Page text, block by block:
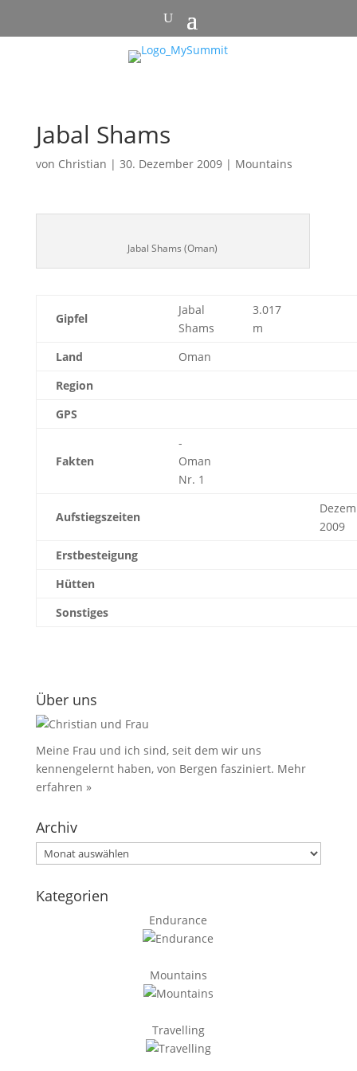
Jabal Shams
von Christian | 30. Dezember 2009| Mountains
Jabal Shams (Oman)
Gipfel
Jabal
Shams
3.017
m
Land
Oman
Region
GPS
Fakten
-
Oman
Nr. 1
Aufstiegszeiten
2009
Erstbesteigung
Hütten
Sonstiges
Über uns
Meine Frau und ich sind, seit dem wir uns
kennengelernt haben, von Bergen fasziniert. Mehr
erfahren »
Archiv
Archiv
Kategorien
Endurance
Mountains
Travelling